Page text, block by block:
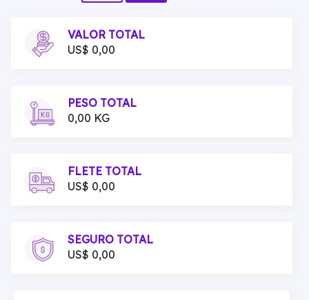
VALOR TOTAL
US$ 0,00
PESO TOTAL
0,00 KG
FLETE TOTAL
US$ 0,00
SEGURO TOTAL
US$ 0,00